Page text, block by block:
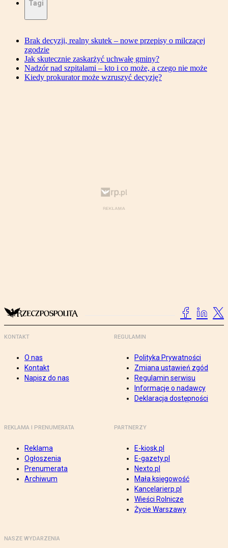
Tagi
Brak decyzji, realny skutek – nowe przepisy o milczącej
zgodzie
Jak skutecznie zaskarżyć uchwałę gminy?
Nadzór nad szpitalami – kto i co może, a czego nie może
Kiedy prokurator może wzruszyć decyzję?
KONTAKT
O nas
Kontakt
Napisz do nas
REGULAMIN
Polityka Prywatności
Zmiana ustawień zgód
Regulamin serwisu
Informacje o nadawcy
Deklaracja dostępności
REKLAMA I PRENUMERATA
Reklama
Ogłoszenia
Prenumerata
Archiwum
PARTNERZY
E-kiosk.pl
E-gazety.pl
Nexto.pl
Mała księgowość
Kancelarierp.pl
Wieści Rolnicze
Życie Warszawy
NASZE WYDARZENIA